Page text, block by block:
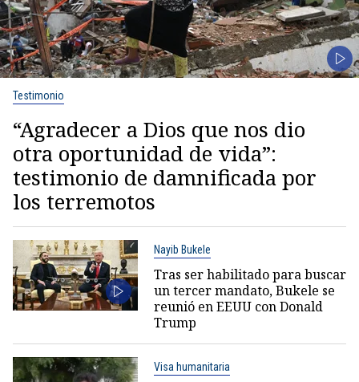
Testimonio
“Agradecer a Dios que nos dio
otra oportunidad de vida”:
testimonio de damnificada por
los terremotos
Nayib Bukele
Tras ser habilitado para buscar
un tercer mandato, Bukele se
reunió en EEUU con Donald
Trump
Visa humanitaria